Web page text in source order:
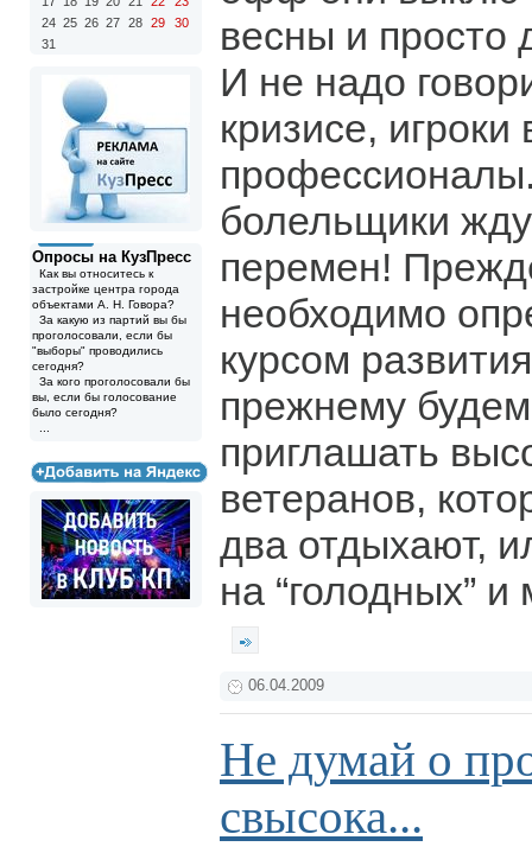
24 25 26 27 28 29
30
31
Опросы на КузПресс
Как вы относитесь к
застройке центра города
объектами А. Н. Говора?
За какую из партий вы бы
проголосовали, если бы
"выборы" проводились
сегодня?
За кого проголосовали бы
вы, если бы голосование
было сегодня?
весны и просто
И не надо
кризисе, игроки
болельщики
перемен!
необходимо
курсом
прежнему
приглашать
ветеранов,
два отдыхают,
на “голодных”
06.04.2009
Не думай о
свысока...